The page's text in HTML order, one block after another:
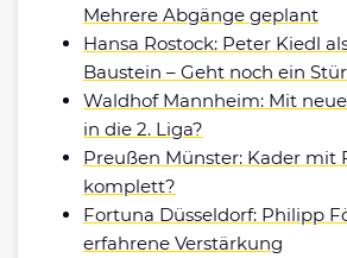
Mehrere Abgänge geplant
Hansa Rostock: Peter Kiedl
Baustein – Geht noch ein
Waldhof Mannheim: Mit
in die 2. Liga?
Preußen Münster: Kader mit
komplett?
Fortuna Düsseldorf: Philipp
erfahrene Verstärkung